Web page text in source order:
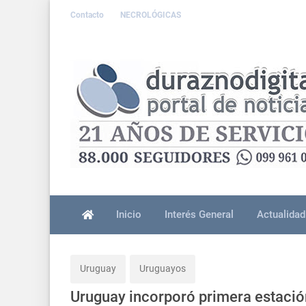
Contacto NECROLÓGICAS
Inicio Interés General Actualidad
Uruguay Uruguayos
Uruguay incorporó primera